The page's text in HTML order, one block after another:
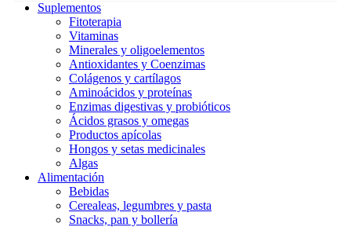
Suplementos
Fitoterapia
Vitaminas
Minerales y oligoelementos
Antioxidantes y Coenzimas
Colágenos y cartílagos
Aminoácidos y proteínas
Enzimas digestivas y probióticos
Ácidos grasos y omegas
Productos apícolas
Hongos y setas medicinales
Algas
Alimentación
Bebidas
Cerealeas, legumbres y pasta
Snacks, pan y bollería